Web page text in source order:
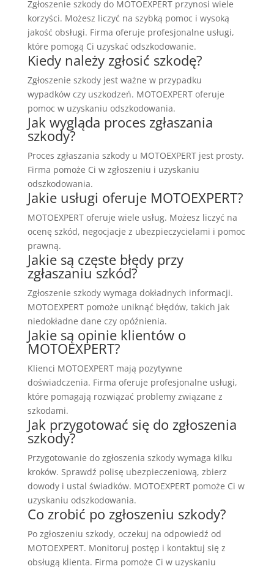
Zgłoszenie szkody do MOTOEXPERT przynosi wiele
korzyści. Możesz liczyć na szybką pomoc i wysoką
jakość obsługi. Firma oferuje profesjonalne usługi,
które pomogą Ci uzyskać odszkodowanie.
Kiedy należy zgłosić szkodę?
Zgłoszenie szkody jest ważne w przypadku
wypadków czy uszkodzeń. MOTOEXPERT oferuje
pomoc w uzyskaniu odszkodowania.
Jak wygląda proces zgłaszania
szkody?
Proces zgłaszania szkody u MOTOEXPERT jest prosty.
Firma pomoże Ci w zgłoszeniu i uzyskaniu
odszkodowania.
Jakie usługi oferuje MOTOEXPERT?
MOTOEXPERT oferuje wiele usług. Możesz liczyć na
ocenę szkód, negocjacje z ubezpieczycielami i pomoc
prawną.
Jakie są częste błędy przy
zgłaszaniu szkód?
Zgłoszenie szkody wymaga dokładnych informacji.
MOTOEXPERT pomoże uniknąć błędów, takich jak
niedokładne dane czy opóźnienia.
Jakie są opinie klientów o
MOTOEXPERT?
Klienci MOTOEXPERT mają pozytywne
doświadczenia. Firma oferuje profesjonalne usługi,
które pomagają rozwiązać problemy związane z
szkodami.
Jak przygotować się do zgłoszenia
szkody?
Przygotowanie do zgłoszenia szkody wymaga kilku
kroków. Sprawdź polisę ubezpieczeniową, zbierz
dowody i ustal świadków. MOTOEXPERT pomoże Ci w
uzyskaniu odszkodowania.
Co zrobić po zgłoszeniu szkody?
Po zgłoszeniu szkody, oczekuj na odpowiedź od
MOTOEXPERT. Monitoruj postęp i kontaktuj się z
obsługą klienta. Firma pomoże Ci w uzyskaniu